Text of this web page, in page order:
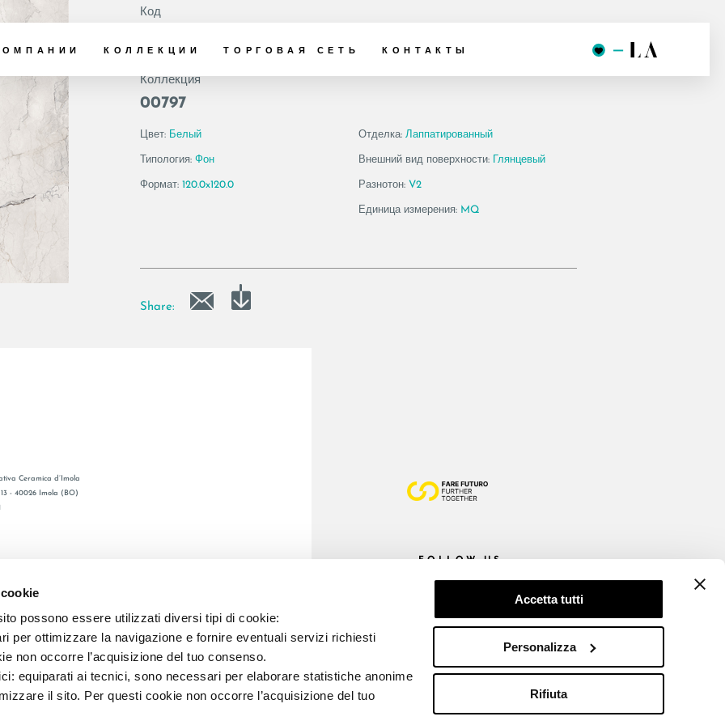
possono essere utilizzati diversi tipi di cookie:
per ottimizzare la navigazione e fornire eventuali servizi richiesti
non occorre l’acquisizione del tuo consenso.
equiparati ai tecnici, sono necessari per elaborare statistiche anonime
il sito. Per questi cookie non occorre l’acquisizione del tuo
Accetta tutti
Personalizza
Rifiuta
КОЛЛЕКЦИИ ТОРГОВАЯ СЕТЬ КОНТАКТЫ
Код
Коллекция
00797
Цвет: Белый
Типология: Фон
Формат: 120.0x120.0
Отделка: Лаппатированный
Внешний вид поверхности: Глянцевый
Разнотон: V2
Единица измерения: MQ
Share:
Ceramica d’Imola
- 40026 Imola (BO)
FOLLOW US
E REG. IMPR. BO 00286900378 R.E.A. BO 5545